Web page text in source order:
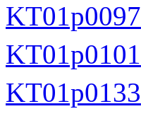
KT01p0097
KT01p0101
KT01p0133